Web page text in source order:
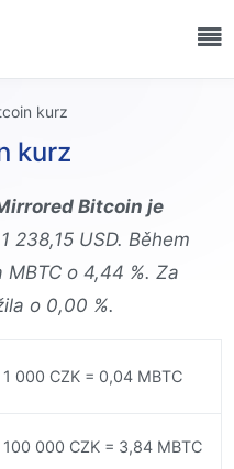
kurz
kurz
Bitcoin je
238,15 USD. Během
o 4,44 %. Za
o 0,00 %.
1 000 CZK = 0,04 MBTC
100 000 CZK = 3,84 MBTC